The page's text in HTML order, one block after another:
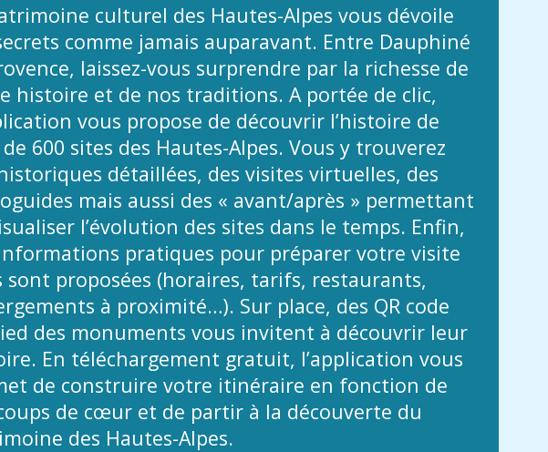
culturel des Hautes-Alpes vous dévoile
comme jamais auparavant. Entre Dauphiné
laissez-vous surprendre par la richesse de
histoire et de nos traditions. A portée de clic,
vous propose de découvrir l’histoire de
600 sites des Hautes-Alpes. Vous y trouverez
détaillées, des visites virtuelles, des
mais aussi des « avant/après » permettant
l’évolution des sites dans le temps. Enfin,
pratiques pour préparer votre visite
sont proposées (horaires, tarifs, restaurants,
à proximité…). Sur place, des QR code
des monuments vous invitent à découvrir leur
En téléchargement gratuit, l’application vous
de construire votre itinéraire en fonction de
de cœur et de partir à la découverte du
des Hautes-Alpes.